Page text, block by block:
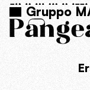
Gruppo